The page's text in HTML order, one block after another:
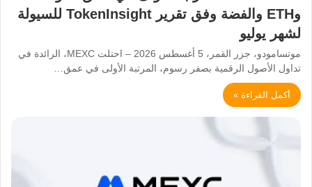
وETH والفضة وفق تقرير TokenInsight للسيولة
لشهر يوليو
موتسامودو، جزر القمر، 5 أغسطس 2026 – احتلت MEXC، الرائدة في
تداول الأصول الرقمية بصفر رسوم، المرتبة الأولى في عمق…
أكمل القراءة »